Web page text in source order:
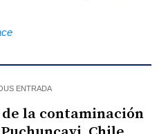
ENTRADA
la contaminación